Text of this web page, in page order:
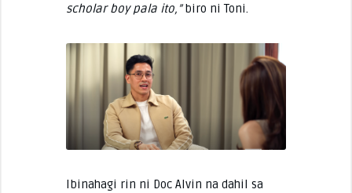
scholar boy pala ito,”biro ni Toni.
Ibinahagi rin ni Doc Alvin na dahil sa